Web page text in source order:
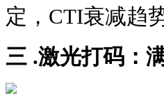
定，CTI衰减趋
三 .激光打码：